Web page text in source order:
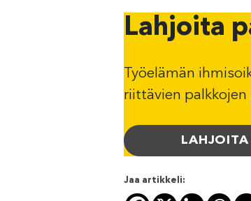
Lahjoita
Työelämän
riittävien palkkojen
LAHJOITA
Jaa artikkeli: